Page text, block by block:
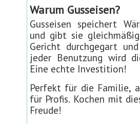
Warum Gusseisen?
Gusseisen speichert
und gibt sie
Gericht durchgegart
jeder Benutzung wird
Eine echte Investition!
Perfekt für die Familie,
für Profis. Kochen mit
Freude!